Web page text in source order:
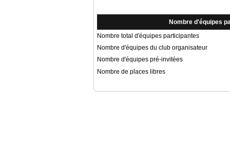
Nombre d'équipes
Nombre total d'équipes participantes
Nombre d'équipes du club organisateur
Nombre d'équipes pré-invitées
Nombre de places libres